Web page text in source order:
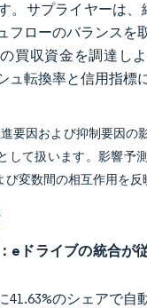
。サプライヤーは、
フローのバランスを
買収資金を調達し
ュ転換率と信用指標
要因および抑制要因の
して扱います。影響予
変数間の相互作用を反
eドライブの統合が
41.63%のシェアで自